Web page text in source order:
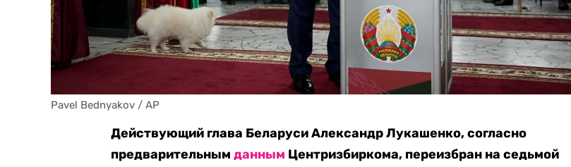
Pavel Bednyakov / AP
Действующий глава Беларуси Александр Лукашенко, согласно
предварительнымданным Центризбиркома, переизбран на седьмой